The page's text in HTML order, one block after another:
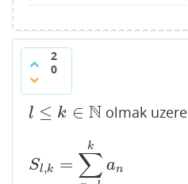
2
0
l ≤ k ∈ N
l≤ k∈N olmak uzere
Sl,k = ∑
k
an
S ,k =∑ n= an